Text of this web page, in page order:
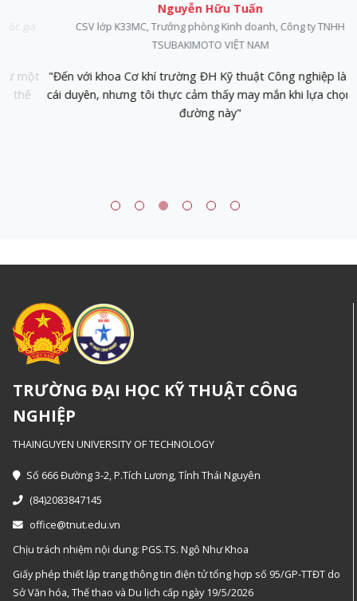
Nguyễn Hữu Tuấn
CSV lớp K33MC, Trưởng phòng Kinh doanh, Công ty TNHH
TSUBAKIMOTO VIỆT NAM
"Đến với khoa Cơ khí trường ĐH Kỹ thuật Công nghiệp là một
cái duyên, nhưng tôi thực cảm thấy may mắn khi lựa chọn con
đường này"
TRƯỜNG ĐẠI HỌC KỸ THUẬT CÔNG
NGHIỆP
THAINGUYEN UNIVERSITY OF TECHNOLOGY
Số 666 Đường 3-2, P.Tích Lương, Tỉnh Thái Nguyên
(84)2083847145
office@tnut.edu.vn
Chịu trách nhiệm nội dung: PGS.TS. Ngô Như Khoa
Giấy phép thiết lập trang thông tin điện tử tổng hợp số 95/GP-TTĐT do
Sở Văn hóa, Thế thao và Du lịch cấp ngày 19/5/2026